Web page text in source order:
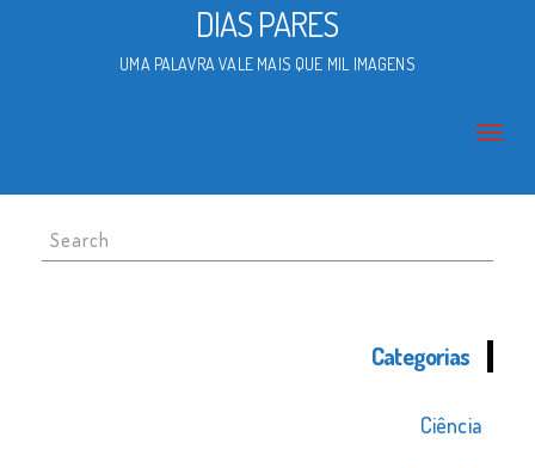
DIAS PARES
UMA PALAVRA VALE MAIS QUE MIL IMAGENS
Search
for:
Categorias
Ciência